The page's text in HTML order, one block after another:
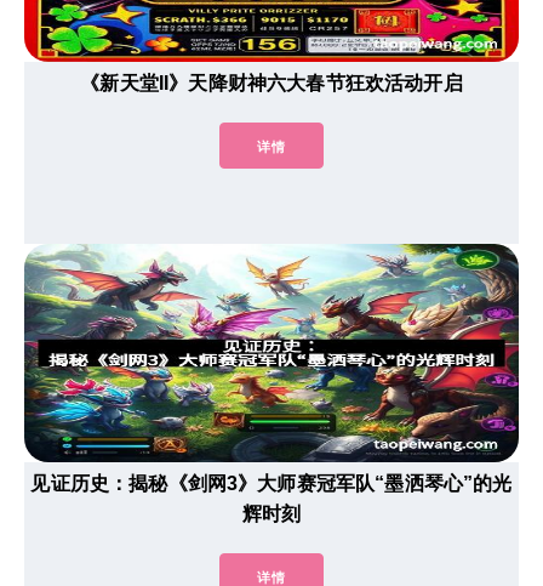
《新天堂II》天降财神六大春节狂欢活动开启
详情
见证历史：揭秘《剑网3》大师赛冠军队“墨洒琴心”的光
辉时刻
详情